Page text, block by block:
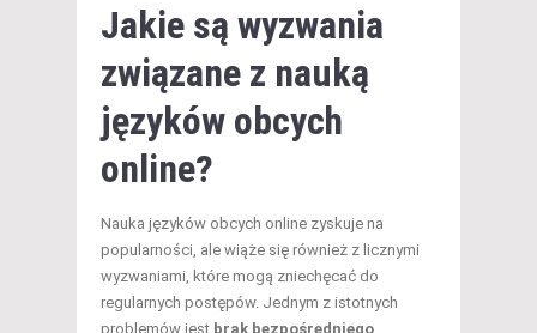
Jakie są wyzwania
związane z nauką
języków obcych
online?
Nauka języków obcych online zyskuje na
popularności, ale wiąże się również z licznymi
wyzwaniami, które mogą zniechęcać do
regularnych postępów. Jednym z istotnych
problemów jest brak bezpośredniego